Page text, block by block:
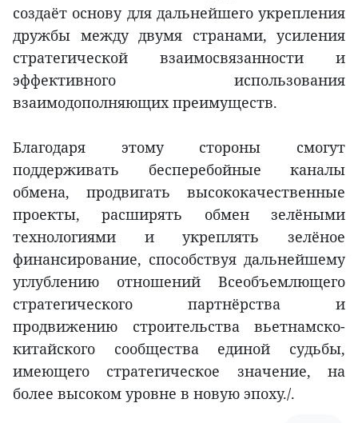
создаёт основу для дальнейшего укрепления
дружбы между двумя странами, усиления
стратегической взаимосвязанности и
эффективного использования
взаимодополняющих преимуществ.
Благодаря этому стороны смогут
поддерживать бесперебойные каналы
обмена, продвигать высококачественные
проекты, расширять обмен зелёными
технологиями и укреплять зелёное
финансирование, способствуя дальнейшему
углублению отношений Всеобъемлющего
стратегического партнёрства и
продвижению строительства вьетнамско-
китайского сообщества единой судьбы,
имеющего стратегическое значение, на
более высоком уровне в новую эпоху./.